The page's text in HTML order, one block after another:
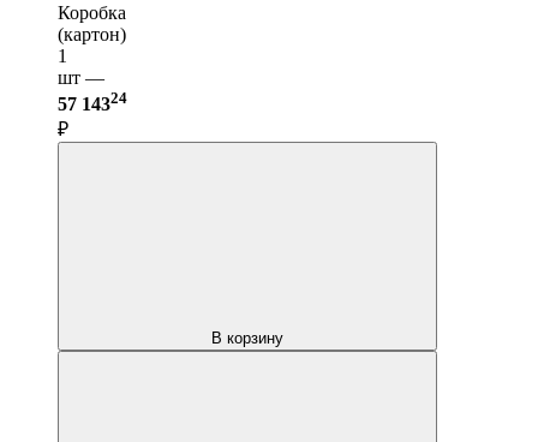
Коробка
(картон)
1
шт —
57 14324
₽
В корзину